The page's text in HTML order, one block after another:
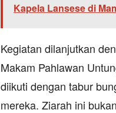
Kapela Lansese di
Kegiatan dilanjutkan
Makam Pahlawan
diikuti dengan tabur
mereka. Ziarah ini